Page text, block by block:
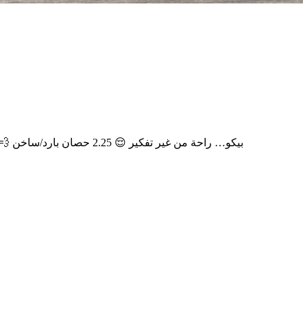
❄️ بيكو… راحة من غير تفكير 😌 2.25 حصان بارد/ساخن 💨 إنفرتر موفر في الكهرباء 🦠 بلازما + ديجيتال 🛡 ضمان 10 سنين 📩 اطلب الآن